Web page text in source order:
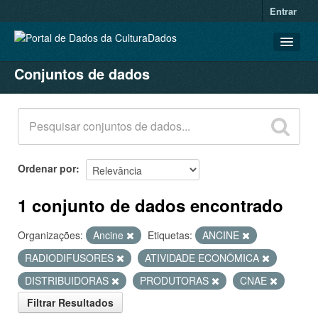
Entrar
CONJUNTOS DE DADOS
ORGANIZAÇÕES
GRUPOS
SOBRE
Conjuntos de dados
Ordenar por
1 conjunto de dados encontrado
Organizações: Ancine Etiquetas:
ANCINE
RADIODIFUSORES
ATIVIDADE ECONÔMICA
DISTRIBUIDORAS
PRODUTORAS
CNAE
Filtrar Resultados